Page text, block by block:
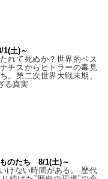
土)～
れて死ぬか？世界的ベス
チスからヒトラーの毒見
。第二次世界大戦末期、
る真実
のたち 8/1(土)～
けない時間がある。 歴代